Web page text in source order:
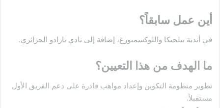
أين عمل سابقاً؟
في أندية ببلجيكا واللوكسمبورغ، إضافة إلى نادي بارادو الجزائري.
ما الهدف من هذا التعيين؟
تطوير منظومة التكوين وإعداد مواهب قادرة على دعم الفريق الأول
مستقبلاً.